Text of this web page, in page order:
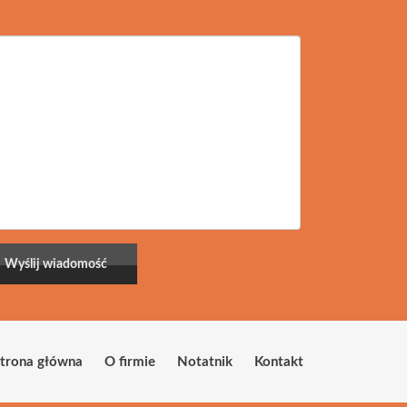
główna O firmie Notatnik Kontakt